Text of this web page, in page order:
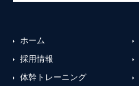
ホーム
採用情報
体幹トレーニング